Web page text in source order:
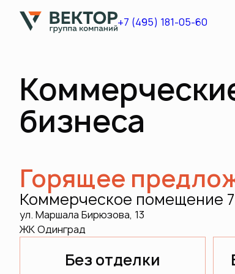
+7 (495) 181-05-60
бизнеса
Горящее
Коммерческое помещение
ул. Маршала Бирюзова, 13
ЖК Одинград
Без отделки